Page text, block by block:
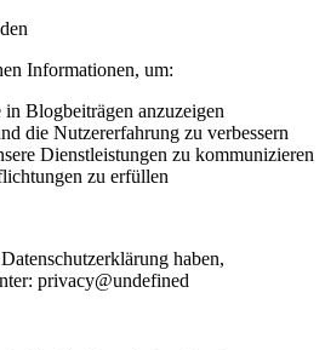
Informationen, um:
Blogbeiträgen anzuzeigen
die Nutzererfahrung zu verbessern
Dienstleistungen zu kommunizieren
zu erfüllen
haben,
privacy@undefined